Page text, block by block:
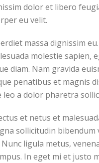
dolor et libero
eu velit.
massa dignissim
molestie
diam. Nam gravida
penatibus et magnis
a dolor pharetra
et netus et
sollicitudin
ligula metus,
In eget mi et justo